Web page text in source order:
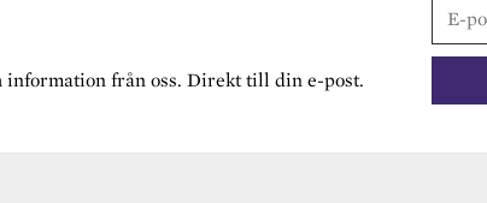
information från oss. Direkt till din e-post.